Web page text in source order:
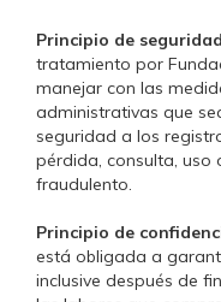
Principio de
tratamiento por
manejar con las
administrativas que
seguridad a los
pérdida, consulta,
fraudulento.
Principio de
está obligada a
inclusive después de